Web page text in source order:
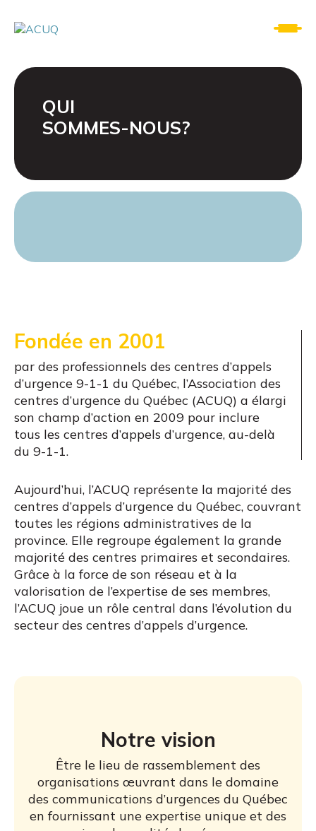
QUI
SOMMES-NOUS?
Fondée en 2001
par des professionnels des centres d’appels
d’urgence 9-1-1 du Québec, l’Association des
centres d’urgence du Québec (ACUQ) a élargi
son champ d’action en 2009 pour inclure
tous les centres d’appels d’urgence, au-delà
du 9-1-1.
Aujourd’hui, l’ACUQ représente la majorité des
centres d’appels d’urgence du Québec, couvrant
toutes les régions administratives de la
province. Elle regroupe également la grande
majorité des centres primaires et secondaires.
Grâce à la force de son réseau et à la
valorisation de l’expertise de ses membres,
l’ACUQ joue un rôle central dans l’évolution du
secteur des centres d’appels d’urgence.
Notre vision
Être le lieu de rassemblement des
organisations œuvrant dans le domaine
des communications d’urgences du Québec
en fournissant une expertise unique et des